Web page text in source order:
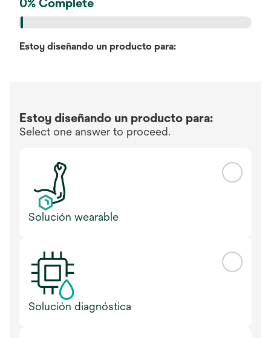
Estoy diseñando un producto para:
Estoy diseñando un producto para:
Select one answer to proceed.
Solución wearable
Solución diagnóstica